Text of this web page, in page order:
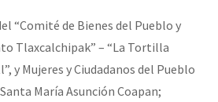
“Comité de Bienes del Pueblo y
Tlaxcalchipak” – “La Tortilla
y Mujeres y Ciudadanos del Pueblo
María Asunción Coapan;